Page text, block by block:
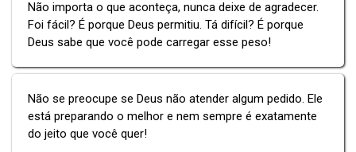
Não importa o que aconteça, nunca deixe de agradecer.
Foi fácil? É porque Deus permitiu. Tá difícil? É porque
Deus sabe que você pode carregar esse peso!
Não se preocupe se Deus não atender algum pedido. Ele
está preparando o melhor e nem sempre é exatamente
do jeito que você quer!